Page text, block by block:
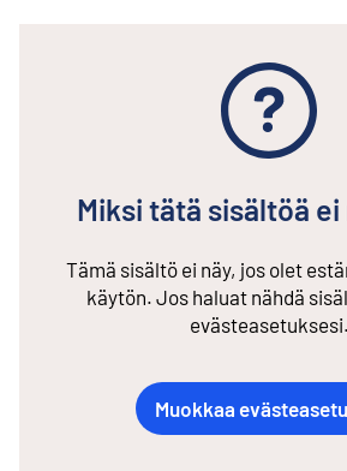
Miksi tätä sisältöä
Tämä sisältö ei näy, jos olet
käytön. Jos haluat nähdä
evästeasetuksesi.
Muokkaa